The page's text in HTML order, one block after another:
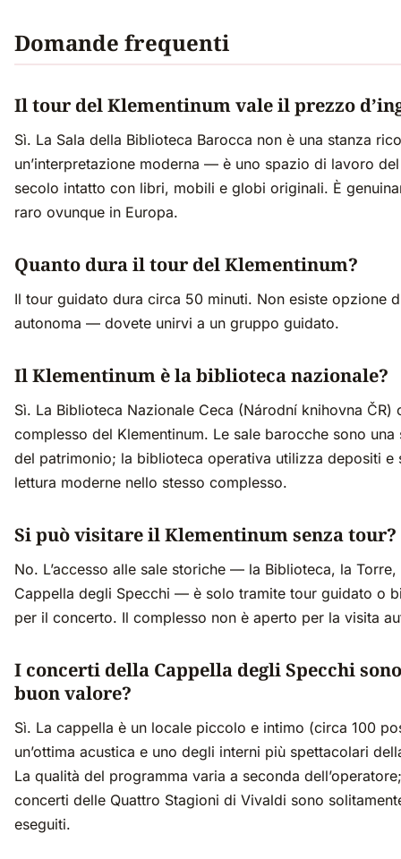
Domande frequenti
Il tour del Klementinum vale il prezzo
Sì. La Sala della Biblioteca Barocca non è una stanza
un’interpretazione moderna — è uno spazio di lavoro del
secolo intatto con libri, mobili e globi originali. È
raro ovunque in Europa.
Quanto dura il tour del Klementinum?
Il tour guidato dura circa 50 minuti. Non esiste opzione
autonoma — dovete unirvi a un gruppo guidato.
Il Klementinum è la biblioteca nazionale?
Sì. La Biblioteca Nazionale Ceca (Národní knihovna ČR)
complesso del Klementinum. Le sale barocche sono una
del patrimonio; la biblioteca operativa utilizza depositi e
lettura moderne nello stesso complesso.
Si può visitare il Klementinum senza tour?
No. L’accesso alle sale storiche — la Biblioteca, la Torre,
Cappella degli Specchi — è solo tramite tour guidato o
per il concerto. Il complesso non è aperto per la visita
I concerti della Cappella degli Specchi
buon valore?
Sì. La cappella è un locale piccolo e intimo (circa 100
un’ottima acustica e uno degli interni più spettacolari
La qualità del programma varia a seconda
concerti delle Quattro Stagioni di Vivaldi sono
eseguiti.